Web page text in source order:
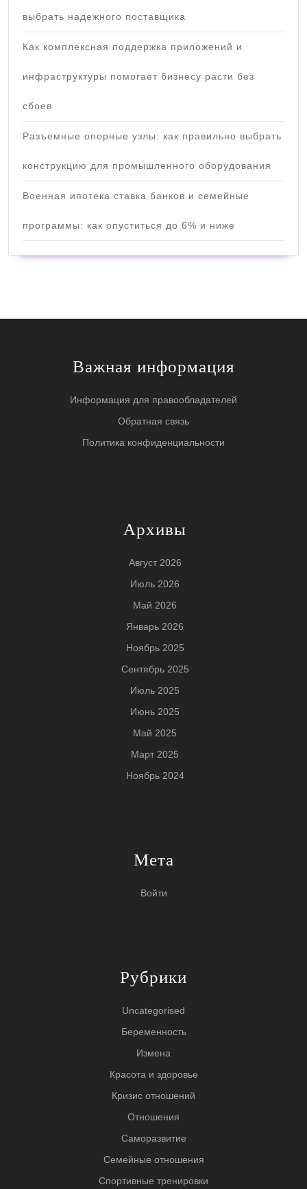
выбрать надежного поставщика
Как комплексная поддержка приложений и
инфраструктуры помогает бизнесу расти без
сбоев
Разъемные опорные узлы: как правильно выбрать
конструкцию для промышленного оборудования
Военная ипотека ставка банков и семейные
программы: как опуститься до 6% и ниже
Важная информация
Информация для правообладателей
Обратная связь
Политика конфиденциальности
Архивы
Август 2026
Июль 2026
Май 2026
Январь 2026
Ноябрь 2025
Сентябрь 2025
Июль 2025
Июнь 2025
Май 2025
Март 2025
Ноябрь 2024
Мета
Войти
Рубрики
Uncategorised
Беременность
Измена
Красота и здоровье
Кризис отношений
Отношения
Саморазвитие
Семейные отношения
Спортивные тренировки